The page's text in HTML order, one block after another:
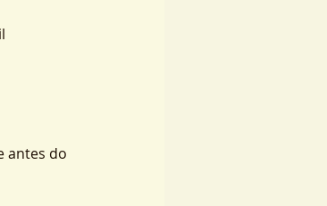
antes do